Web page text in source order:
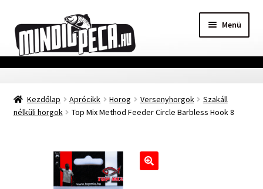
a
navigációhoz
a
tartalomba
Menü
Főoldal
Adatvédelmi nyilatkozat
Szállítási Információ
Kezdőlap Aprócikk Horog Versenyhorgok
Szakáll
nélküli horgok
Top Mix Method Feeder Circle Barbless Hook 8